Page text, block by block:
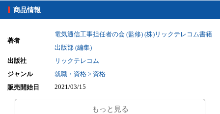
第2編 端末設備の接続のための技術及び理論
2.ネットワークの技術
3.情報セキュリティの技術
4.接続工事の技術及び施工管理(I)
5.接続工事の技術及び施工管理(II)
1.電気通信事業法
2.工担者規則、認定等規則、有線電気通信法
商品情報
著者
電気通信工事担任者の会 (監修) (株)リックテレコム書籍
出版部 (編集)
出版社
リックテレコム
ジャンル
就職・資格 > 資格
販売開始日
2021/03/15
ファイルサイズ 101.25MB
もっと見る